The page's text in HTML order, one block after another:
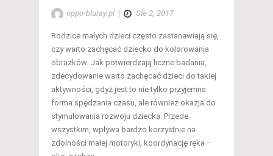
oppo-bluray.pl | Sie 2, 2017
Rodzice małych dzieci często zastanawiają się,
czy warto zachęcać dziecko do kolorowania
obrazków. Jak potwierdzają liczne badania,
zdecydowanie warto zachęcać dzieci do takiej
aktywności, gdyż jest to nie tylko przyjemna
forma spędzania czasu, ale również okazja do
stymulowania rozwoju dziecka. Przede
wszystkim, wpływa bardzo korzystnie na
zdolności małej motoryki, koordynację ręka –